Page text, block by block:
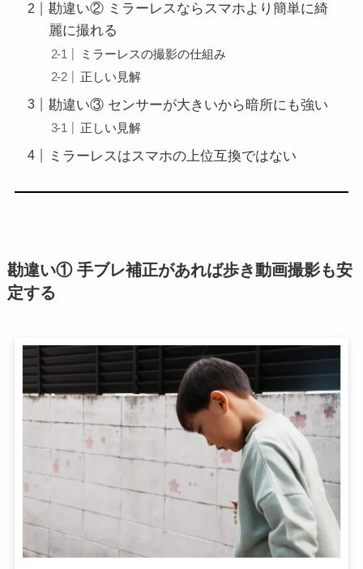
勘違い② ミラーレスならスマホより簡単に綺
麗に撮れる
ミラーレスの撮影の仕組み
正しい見解
勘違い③ センサーが大きいから暗所にも強い
正しい見解
ミラーレスはスマホの上位互換ではない
勘違い① 手ブレ補正があれば歩き動画撮影も安
定する